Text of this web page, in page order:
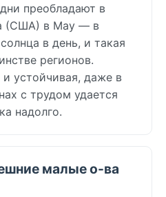
преобладают в
(США) в May — в
в день, и такая
регионов.
и устойчивая, даже в
с трудом удается
надолго.
малые о-ва